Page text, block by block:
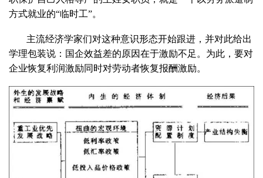
方式就业的“临时工”。
主流经济学家们对这种意识形态开始跟进，并对此给出
学理包装说：国企效益差的原因在于激励不足。为此，要对
企业恢复利润激励同时对劳动者恢复报酬激励。